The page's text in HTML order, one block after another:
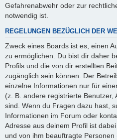
Gefahrenabwehr oder zur
notwendig ist.
REGELUNGEN BEZÜGLICH DER
Zweck eines Boards ist es, einen
zu ermöglichen. Du bist dir daher
Profils und die von dir erstellten
zugänglich sein können. Der
einzelne Informationen nur für
(z. B. andere registrierte Benutzer,
sind. Wenn du Fragen dazu hast,
Informationen im Forum oder
Adresse aus deinem Profil ist
und von ihm beauftragte Personen